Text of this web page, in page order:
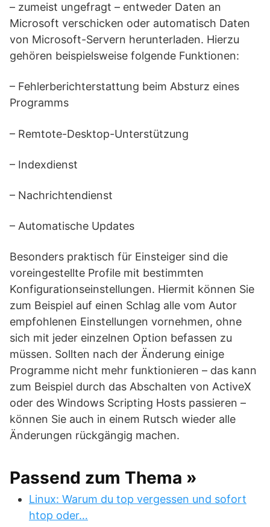
– zumeist ungefragt – entweder Daten an
Microsoft verschicken oder automatisch Daten
von Microsoft-Servern herunterladen. Hierzu
gehören beispielsweise folgende Funktionen:
– Fehlerberichterstattung beim Absturz eines
Programms
– Remtote-Desktop-Unterstützung
– Indexdienst
– Nachrichtendienst
– Automatische Updates
Besonders praktisch für Einsteiger sind die
voreingestellte Profile mit bestimmten
Konfigurationseinstellungen. Hiermit können Sie
zum Beispiel auf einen Schlag alle vom Autor
empfohlenen Einstellungen vornehmen, ohne
sich mit jeder einzelnen Option befassen zu
müssen. Sollten nach der Änderung einige
Programme nicht mehr funktionieren – das kann
zum Beispiel durch das Abschalten von ActiveX
oder des Windows Scripting Hosts passieren –
können Sie auch in einem Rutsch wieder alle
Änderungen rückgängig machen.
Passend zum Thema »
Linux: Warum du top vergessen und sofort
htop oder…